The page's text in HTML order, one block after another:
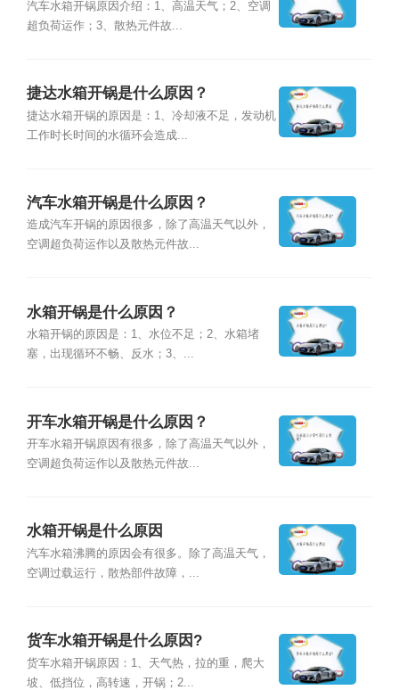
汽车水箱开锅原因介绍：1、高温天气；2、空调
超负荷运作；3、散热元件故...
捷达水箱开锅是什么原因？
捷达水箱开锅的原因是：1、冷却液不足，发动机
工作时长时间的水循环会造成...
汽车水箱开锅是什么原因？
造成汽车开锅的原因很多，除了高温天气以外，
空调超负荷运作以及散热元件故...
水箱开锅是什么原因？
水箱开锅的原因是：1、水位不足；2、水箱堵
塞，出现循环不畅、反水；3、...
开车水箱开锅是什么原因？
开车水箱开锅原因有很多，除了高温天气以外，
空调超负荷运作以及散热元件故...
水箱开锅是什么原因
汽车水箱沸腾的原因会有很多。除了高温天气，
空调过载运行，散热部件故障，...
货车水箱开锅是什么原因?
货车水箱开锅原因：1、天气热，拉的重，爬大
坡、低挡位，高转速，开锅；2...